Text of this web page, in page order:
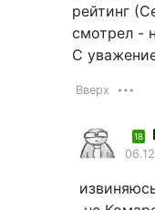
рейтинг
смотрел -
С
Вверх
18